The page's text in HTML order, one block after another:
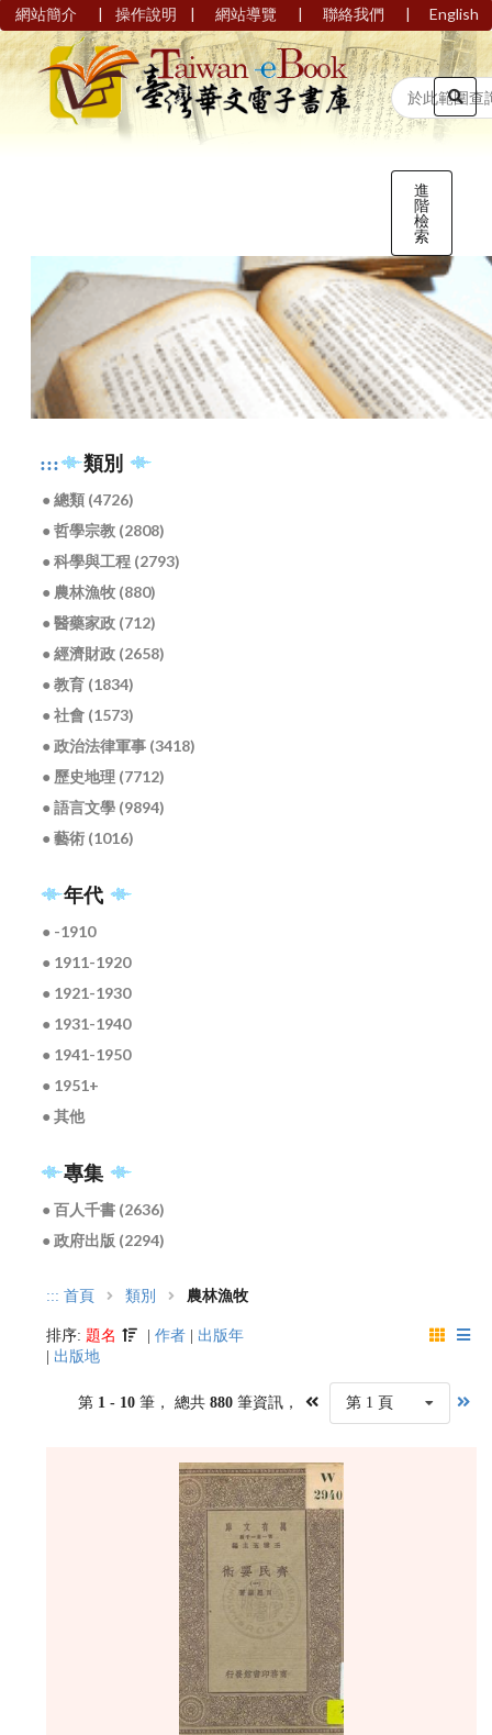
網站簡介 | 操作說明 | 網站導覽 | 聯絡我們 | English
進
階
檢
索
::: 類別
● 總類 (4726)
● 哲學宗教 (2808)
● 科學與工程 (2793)
● 農林漁牧 (880)
● 醫藥家政 (712)
● 經濟財政 (2658)
● 教育 (1834)
● 社會 (1573)
● 政治法律軍事 (3418)
● 歷史地理 (7712)
● 語言文學 (9894)
● 藝術 (1016)
年代
● -1910
● 1911-1920
● 1921-1930
● 1931-1940
● 1941-1950
● 1951+
● 其他
專集
● 百人千書 (2636)
● 政府出版 (2294)
::: 首頁 類別 農林漁牧
排序: 題名 |作者
出版年
出版地
第 1 - 10 筆， 總共 880筆資訊， 第 1 頁